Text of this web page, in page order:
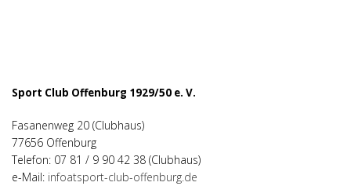
Sport Club Offenburg 1929/50 e. V.
Fasanenweg 20 (Clubhaus)
77656 Offenburg
Telefon: 07 81 / 9 90 42 38 (Clubhaus)
e-Mail: infoatsport-club-offenburg.de